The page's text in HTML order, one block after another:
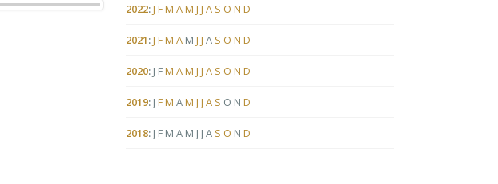
2022:J FM AM J J A S O N D
2021:J FM A M J J A S O N D
2020: J FM AM J J A S O N D
2019: J FM AM J J A S O N D
2018: J F M A M J J A S O N D